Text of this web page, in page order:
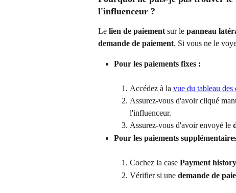
l'influenceur ?
Le lien de paiement sur le panneau
demande de paiement. Si vous ne le
Pour les paiements fixes :
Accédez à la vue du tableau des
Assurez-vous d'avoir cliqué
l'influenceur.
Assurez-vous d'avoir envoyé le
Pour les paiements
Cochez la case Payment history
Vérifier si une demande de